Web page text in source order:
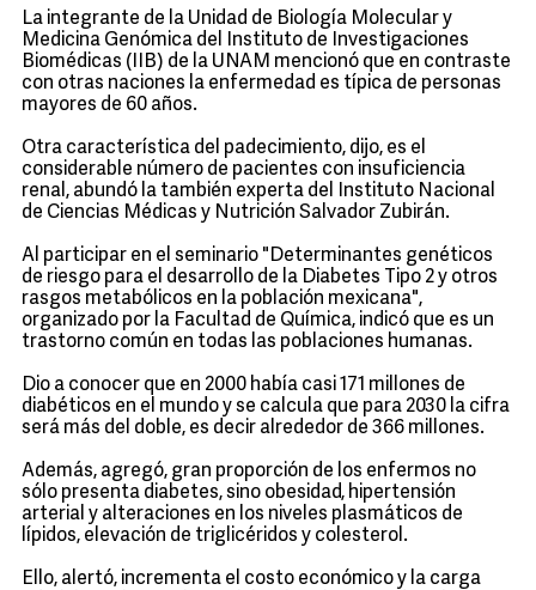
La integrante de la Unidad de Biología Molecular y
Medicina Genómica del Instituto de Investigaciones
Biomédicas (IIB) de la UNAM mencionó que en contraste
con otras naciones la enfermedad es típica de personas
mayores de 60 años.
Otra característica del padecimiento, dijo, es el
considerable número de pacientes con insuficiencia
renal, abundó la también experta del Instituto Nacional
de Ciencias Médicas y Nutrición Salvador Zubirán.
Al participar en el seminario "Determinantes genéticos
de riesgo para el desarrollo de la Diabetes Tipo 2 y otros
rasgos metabólicos en la población mexicana",
organizado por la Facultad de Química, indicó que es un
trastorno común en todas las poblaciones humanas.
Dio a conocer que en 2000 había casi 171 millones de
diabéticos en el mundo y se calcula que para 2030 la cifra
será más del doble, es decir alrededor de 366 millones.
Además, agregó, gran proporción de los enfermos no
sólo presenta diabetes, sino obesidad, hipertensión
arterial y alteraciones en los niveles plasmáticos de
lípidos, elevación de triglicéridos y colesterol.
Ello, alertó, incrementa el costo económico y la carga